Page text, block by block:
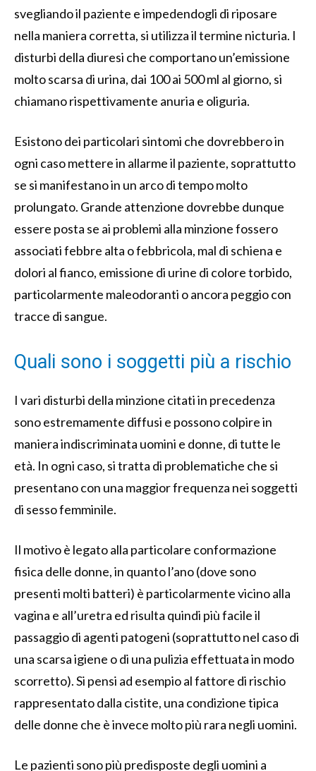
svegliando il paziente e impedendogli di riposare
nella maniera corretta, si utilizza il termine nicturia. I
disturbi della diuresi che comportano un’emissione
molto scarsa di urina, dai 100 ai 500 ml al giorno, si
chiamano rispettivamente anuria e oliguria.
Esistono dei particolari sintomi che dovrebbero in
ogni caso mettere in allarme il paziente, soprattutto
se si manifestano in un arco di tempo molto
prolungato. Grande attenzione dovrebbe dunque
essere posta se ai problemi alla minzione fossero
associati febbre alta o febbricola, mal di schiena e
dolori al fianco, emissione di urine di colore torbido,
particolarmente maleodoranti o ancora peggio con
tracce di sangue.
Quali sono i soggetti più a rischio
I vari disturbi della minzione citati in precedenza
sono estremamente diffusi e possono colpire in
maniera indiscriminata uomini e donne, di tutte le
età. In ogni caso, si tratta di problematiche che si
presentano con una maggior frequenza nei soggetti
di sesso femminile.
Il motivo è legato alla particolare conformazione
fisica delle donne, in quanto l’ano (dove sono
presenti molti batteri) è particolarmente vicino alla
vagina e all’uretra ed risulta quindi più facile il
passaggio di agenti patogeni (soprattutto nel caso di
una scarsa igiene o di una pulizia effettuata in modo
scorretto). Si pensi ad esempio al fattore di rischio
rappresentato dalla cistite, una condizione tipica
delle donne che è invece molto più rara negli uomini.
Le pazienti sono più predisposte degli uomini a